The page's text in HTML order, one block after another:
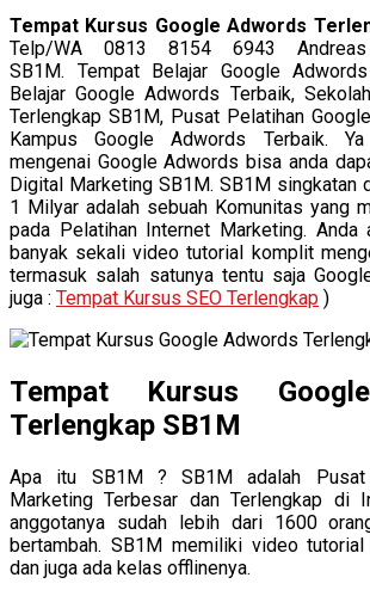
Tempat Kursus Google Adwords
Telp/WA 0813 8154 6943
SB1M. Tempat Belajar Google
Belajar Google Adwords Terbaik,
Terlengkap SB1M, Pusat Pelatihan
Kampus Google Adwords Terbaik.
mengenai Google Adwords bisa anda
Digital Marketing SB1M. SB1M singkatan
1 Milyar adalah sebuah Komunitas yang
pada Pelatihan Internet Marketing. Anda
banyak sekali video tutorial komplit
termasuk salah satunya tentu saja
juga : Tempat Kursus SEO Terlengkap )
Tempat Kursus
Terlengkap SB1M
Apa itu SB1M ? SB1M adalah Pusat
Marketing Terbesar dan Terlengkap di
anggotanya sudah lebih dari 1600
bertambah. SB1M memiliki video
dan juga ada kelas offlinenya.